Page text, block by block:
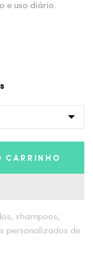
e uso diário.
CARRINHO
shampoos,
personalizados de